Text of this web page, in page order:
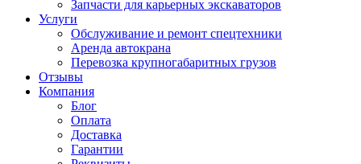
Запчасти для карьерных экскаваторов
Услуги
Обслуживание и ремонт спецтехники
Аренда автокрана
Перевозка крупногабаритных грузов
Отзывы
Компания
Блог
Оплата
Доставка
Гарантии